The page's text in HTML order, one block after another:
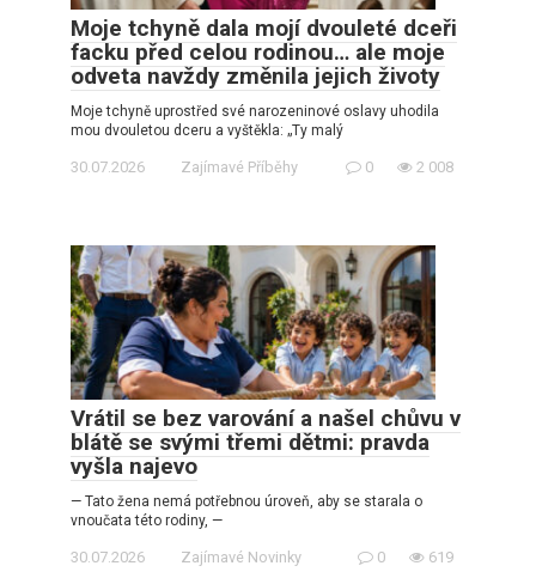
Moje tchyně dala mojí dvouleté dceři
facku před celou rodinou… ale moje
odveta navždy změnila jejich životy
Moje tchyně uprostřed své narozeninové oslavy uhodila
mou dvouletou dceru a vyštěkla: „Ty malý
30.07.2026 Zajímavé Příběhy 0 2 008
Vrátil se bez varování a našel chůvu v
blátě se svými třemi dětmi: pravda
vyšla najevo
— Tato žena nemá potřebnou úroveň, aby se starala o
vnoučata této rodiny, —
30.07.2026 Zajímavé Novinky 0 619